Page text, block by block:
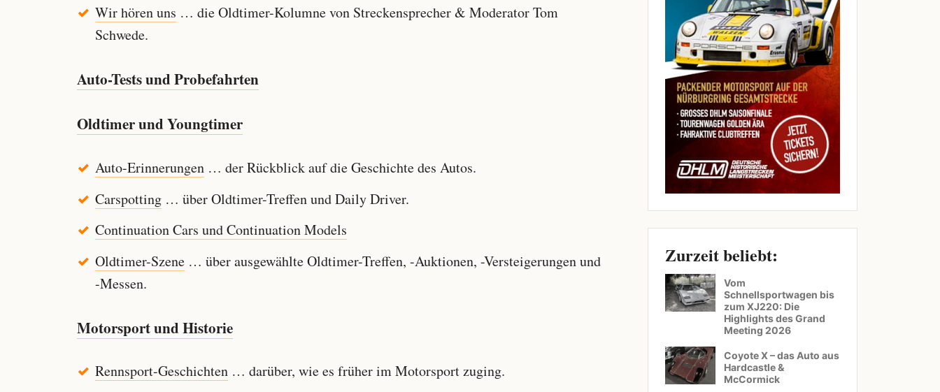
Wir hören uns … die Oldtimer-Kolumne von Streckensprecher & Moderator Tom
Schwede.
Auto-Tests und Probefahrten
Oldtimer und Youngtimer
Auto-Erinnerungen… der Rückblick auf die Geschichte des Autos.
Carspotting… über Oldtimer-Treffen und Daily Driver.
Continuation Cars und Continuation Models
Oldtimer-Szene… über ausgewählte Oldtimer-Treffen, -Auktionen, -Versteigerungen und
-Messen.
Motorsport und Historie
Rennsport-Geschichten… darüber, wie es früher im Motorsport zuging.
Zurzeit beliebt:
Vom
Schnellsportwagen bis
zum XJ220: Die
Highlights des Grand
Meeting 2026
Coyote X – das Auto aus
Hardcastle &
McCormick